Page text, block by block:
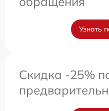
Узнать
Скидка -25%